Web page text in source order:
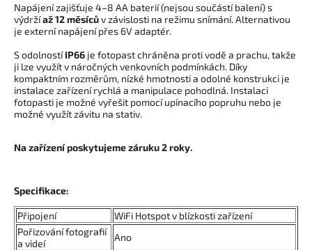
Napájení zajišťuje 4–8 AA baterií (nejsou součástí balení) s
výdržíaž 12 měsícův závislosti na režimu snímání. Alternativou
je externí napájení přes 6V adaptér.
S odolností IP66 je fotopast chráněna proti vodě a prachu, takže
ji lze využít v náročných venkovních podmínkách. Díky
kompaktním rozměrům, nízké hmotnosti a odolné konstrukci je
instalace zařízení rychlá a manipulace pohodlná. Instalaci
fotopasti je možné vyřešit pomocí upínacího popruhu nebo je
možné využít závitu na stativ.
Na zařízení poskytujeme záruku 2 roky.
Specifikace:
Připojení WiFi Hotspotv blízkosti zařízení
Pořizování fotografií
a videí
Ano